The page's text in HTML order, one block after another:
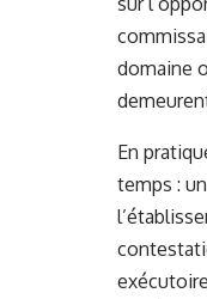
domaine
En
temps :